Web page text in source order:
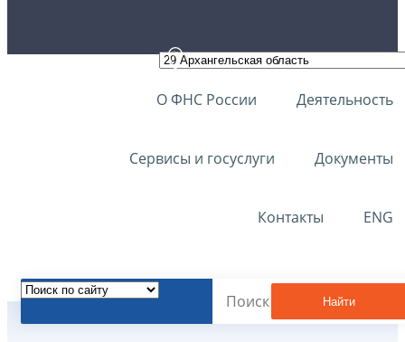
О ФНС России Деятельность
Сервисы и госуслуги Документы
Контакты ENG
Найти